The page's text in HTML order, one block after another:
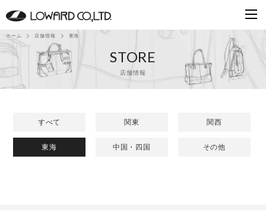
ホーム 店舗情報 東海
STORE
店舗情報
すべて 関東 関西
東海 中国・四国 その他